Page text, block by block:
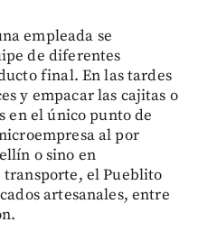
empleada se
de diferentes
final. En las tardes
y empacar las cajitas o
en el único punto de
al por
o sino en
el Pueblito
artesanales, entre